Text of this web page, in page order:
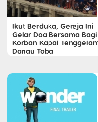
Ikut Berduka, Gereja Ini
Gelar Doa Bersama Bagi
Korban Kapal
Danau Toba